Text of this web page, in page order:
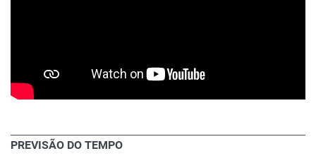
PREVISÃO DO TEMPO